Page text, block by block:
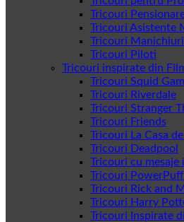
Tricouri
Tricouri Asistente
Tricouri
Tricouri Piloti
Tricouri inspirate din
Tricouri Squid
Tricouri Riverdale
Tricouri Stranger
Tricouri Friends
Tricouri La Casa de
Tricouri Deadpool
Tricouri cu mesaje
Tricouri
Tricouri Rick and
Tricouri Harry
Tricouri Inspirate